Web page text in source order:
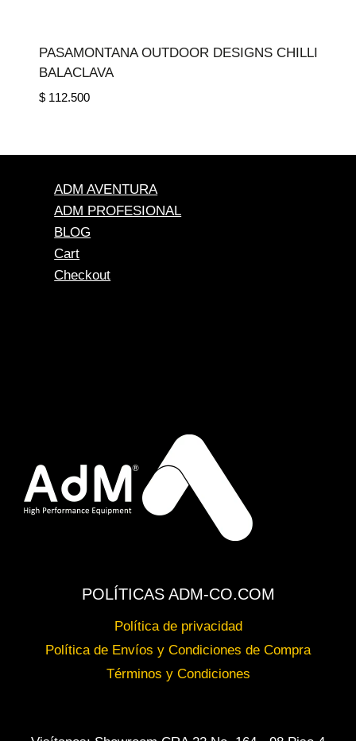
PASAMONTANA OUTDOOR DESIGNS CHILLI
BALACLAVA
$112.500
ADM AVENTURA
ADM PROFESIONAL
BLOG
Cart
Checkout
POLÍTICAS ADM-CO.COM
Política de privacidad
Política de Envíos y Condiciones de Compra
Términos y Condiciones